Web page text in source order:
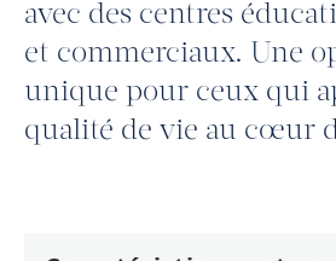
avec des centres
et commerciaux. Une
unique pour ceux qui
qualité de vie au cœur